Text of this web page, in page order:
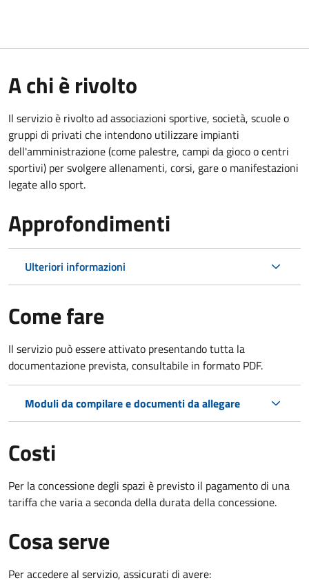
A chi è rivolto
Il servizio è rivolto ad associazioni sportive, società, scuole o
gruppi di privati che intendono utilizzare impianti
dell'amministrazione (come palestre, campi da gioco o centri
sportivi) per svolgere allenamenti, corsi, gare o manifestazioni
legate allo sport.
Approfondimenti
Ulteriori informazioni
Come fare
Il servizio può essere attivato presentando tutta la
documentazione prevista, consultabile in formato PDF.
Moduli da compilare e documenti da allegare
Costi
Per la concessione degli spazi è previsto il pagamento di una
tariffa che varia a seconda della durata della concessione.
Cosa serve
Per accedere al servizio, assicurati di avere: